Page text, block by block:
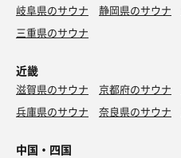
岐阜県のサウナ 静岡県のサウナ
三重県のサウナ
近畿
滋賀県のサウナ 京都府のサウナ
兵庫県のサウナ
奈良県のサウナ
中国・四国